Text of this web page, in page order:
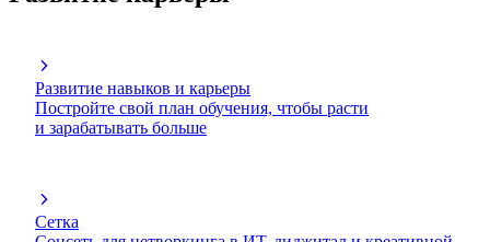
Развитие навыков и карьеры
Постройте свой план обучения, чтобы расти
и зарабатывать больше
Сетка